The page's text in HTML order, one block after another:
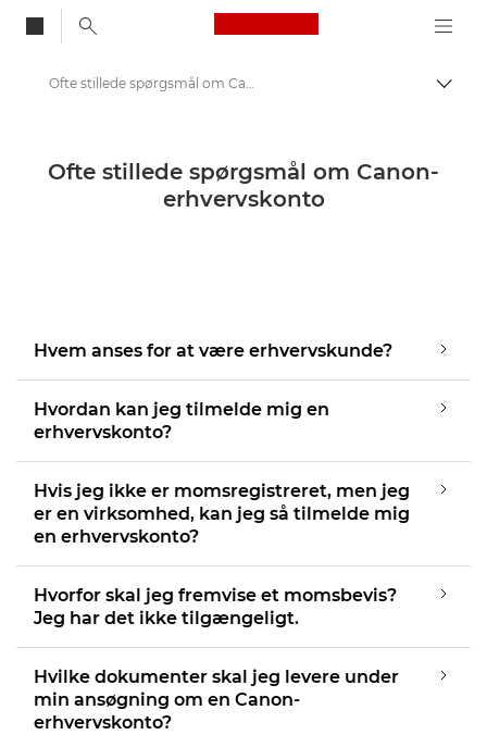
Canon Logo, back
Skift
Canon-erhvervskonto
Ofte stillede spørgsmål om Canon-erhvervskonto: Svar på dine forespørgsler
Ofte stillede spørgsmål om Canon-
erhvervskonto
Hvem anses for at være erhvervskunde?
Hvordan kan jeg tilmelde mig en
erhvervskonto?
Hvis jeg ikke er momsregistreret, men jeg
er en virksomhed, kan jeg så tilmelde mig
en erhvervskonto?
Hvorfor skal jeg fremvise et momsbevis?
Jeg har det ikke tilgængeligt.
Hvilke dokumenter skal jeg levere under
min ansøgning om en Canon-
erhvervskonto?